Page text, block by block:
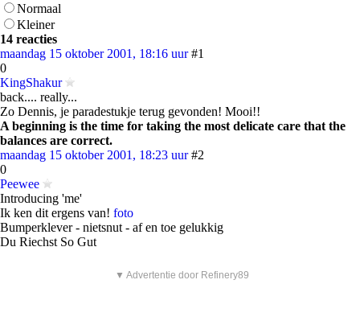
Normaal
Kleiner
14 reacties
maandag 15 oktober 2001, 18:16 uur #1
0
KingShakur
back.... really...
Zo Dennis, je paradestukje terug gevonden! Mooi!!
A beginning is the time for taking the most delicate care that the
balances are correct.
maandag 15 oktober 2001, 18:23 uur #2
0
Peewee
Introducing 'me'
Ik ken dit ergens van! foto
Bumperklever - nietsnut - af en toe gelukkig
Du Riechst So Gut
▼ Advertentie door Refinery89